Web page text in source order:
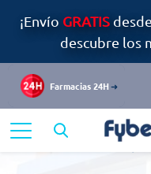
¡Envío GRATIS
descubre los
Farmacias 24H